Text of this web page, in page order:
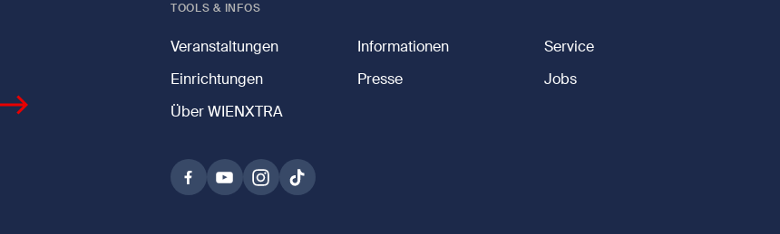
TOOLS & INFOS
Veranstaltungen Informationen
Service
Einrichtungen
Presse
Jobs
Über WIENXTRA